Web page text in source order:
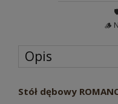
🪵
Opis
Stół dębowy